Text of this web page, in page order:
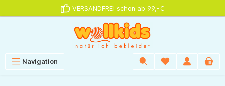
VERSANDFREI schon ab 99,-€
Navigation